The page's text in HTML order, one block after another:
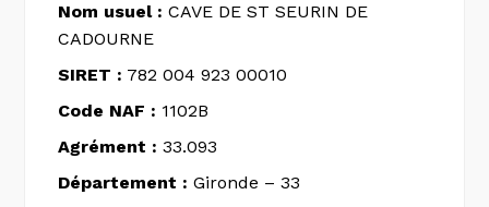
Nom usuel : CAVE DE ST SEURIN DE
CADOURNE
SIRET : 782 004 923 00010
Code NAF : 1102B
Agrément : 33.093
Département : Gironde – 33